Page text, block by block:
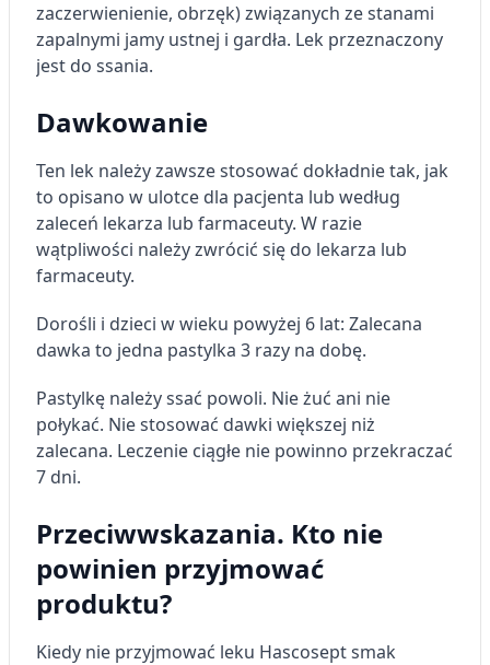
zaczerwienienie, obrzęk) związanych ze stanami
zapalnymi jamy ustnej i gardła. Lek przeznaczony
jest do ssania.
Dawkowanie
Ten lek należy zawsze stosować dokładnie tak, jak
to opisano w ulotce dla pacjenta lub według
zaleceń lekarza lub farmaceuty. W razie
wątpliwości należy zwrócić się do lekarza lub
farmaceuty.
Dorośli i dzieci w wieku powyżej 6 lat: Zalecana
dawka to jedna pastylka 3 razy na dobę.
Pastylkę należy ssać powoli. Nie żuć ani nie
połykać. Nie stosować dawki większej niż
zalecana. Leczenie ciągłe nie powinno przekraczać
7 dni.
Przeciwwskazania. Kto nie
powinien przyjmować
produktu?
Kiedy nie przyjmować leku Hascosept smak